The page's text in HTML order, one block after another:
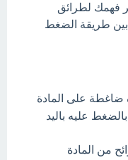
فهمك لطرائق
بين طريقة الضغط
ضاغطة على المادة
عليه باليد
من المادة